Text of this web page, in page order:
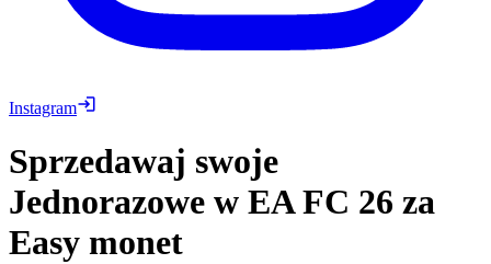
Instagram
Sprzedawaj swoje
Jednorazowe w EA FC 26 za
Easy monet